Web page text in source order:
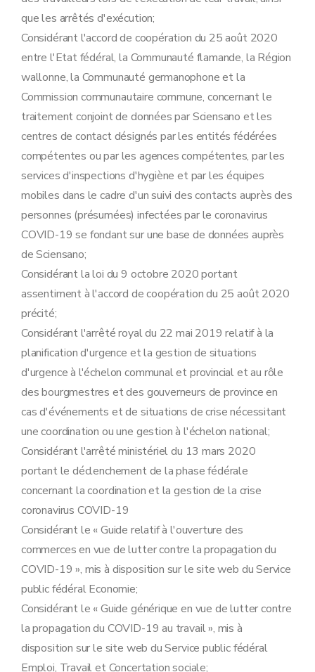
que les arrêtés d'exécution;
Considérant l'accord de coopération du 25 août 2020
entre l'Etat fédéral, la Communauté flamande, la Région
wallonne, la Communauté germanophone et la
Commission communautaire commune, concernant le
traitement conjoint de données par Sciensano et les
centres de contact désignés par les entités fédérées
compétentes ou par les agences compétentes, par les
services d'inspections d'hygiène et par les équipes
mobiles dans le cadre d'un suivi des contacts auprès des
personnes (présumées) infectées par le coronavirus
COVID-19 se fondant sur une base de données auprès
de Sciensano;
Considérant la loi du 9 octobre 2020 portant
assentiment à l'accord de coopération du 25 août 2020
précité;
Considérant l'arrêté royal du 22 mai 2019 relatif à la
planification d'urgence et la gestion de situations
d'urgence à l'échelon communal et provincial et au rôle
des bourgmestres et des gouverneurs de province en
cas d'événements et de situations de crise nécessitant
une coordination ou une gestion à l'échelon national;
Considérant l'arrêté ministériel du 13 mars 2020
portant le déclenchement de la phase fédérale
concernant la coordination et la gestion de la crise
coronavirus COVID-19
Considérant le « Guide relatif à l'ouverture des
commerces en vue de lutter contre la propagation du
COVID-19 », mis à disposition sur le site web du Service
public fédéral Economie;
Considérant le « Guide générique en vue de lutter contre
la propagation du COVID-19 au travail », mis à
disposition sur le site web du Service public fédéral
Emploi, Travail et Concertation sociale;